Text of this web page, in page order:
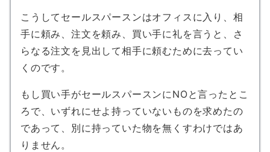
こうしてセールスパースンはオフィスに入り、相
手に頼み、注文を頼み、買い手に礼を言うと、さ
らなる注文を見出して相手に頼むために去ってい
くのです。
もし買い手がセールスパースンにNOと言ったとこ
ろで、いずれにせよ持っていないものを求めたの
であって、別に持っていた物を無くすわけではあ
りません。